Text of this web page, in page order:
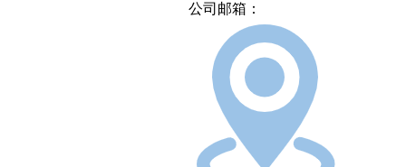
公司邮箱：